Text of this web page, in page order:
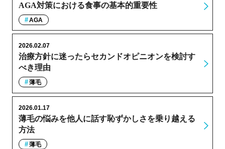
AGA対策における食事の基本的重要性
AGA
治療方針に迷ったらセカンドオピニオンを検討す
べき理由
2026.02.07
薄毛
薄毛の悩みを他人に話す恥ずかしさを乗り越える
方法
2026.01.17
薄毛